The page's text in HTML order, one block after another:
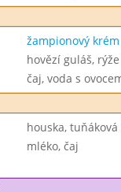
žampionový
hovězí guláš, rýže
čaj, voda s
houska,
mléko, čaj